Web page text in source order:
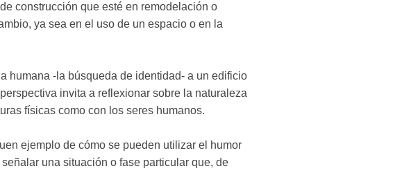
construcción que esté en remodelación o
ya sea en el uso de un espacio o en la
humana -la búsqueda de identidad- a un edificio
invita a reflexionar sobre la naturaleza
físicas como con los seres humanos.
ejemplo de cómo se pueden utilizar el humor
una situación o fase particular que, de